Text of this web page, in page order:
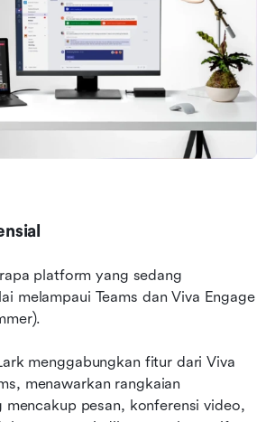
platform yang sedang
melampaui Teams dan Viva Engage
menggabungkan fitur dari Viva
menawarkan rangkaian
mencakup pesan, konferensi video,